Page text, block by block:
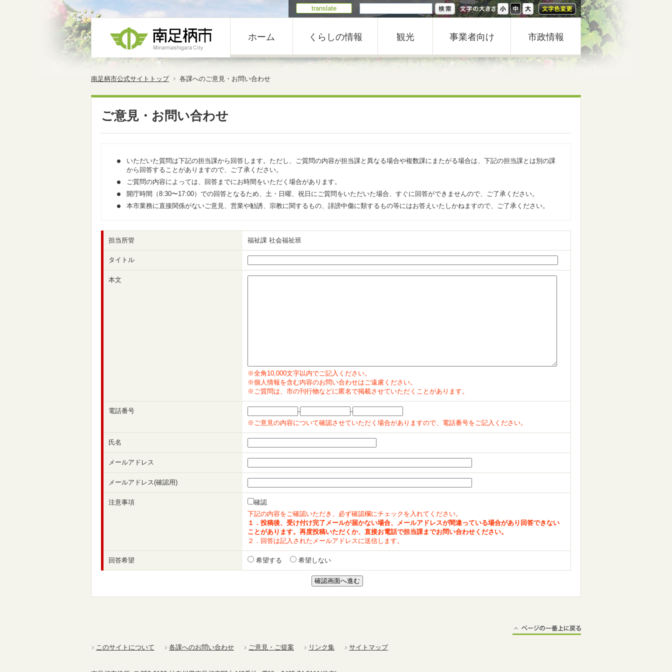
translate
ホーム くらしの情報 観光 事業者向け 市政情報
南足柄市公式サイトトップ 各課へのご意見・お問い合わせ
ご意見・お問い合わせ
いただいた質問は下記の担当課から回答します。ただし、ご質問の内容が担当課と異なる場合や複数課にまたがる場合は、下記の担当課とは別の課
から回答することがありますので、ご了承ください。
ご質問の内容によっては、回答までにお時間をいただく場合があります。
開庁時間（8:30〜17:00）での回答となるため、土・日曜、祝日にご質問をいただいた場合、すぐに回答ができませんので、ご了承ください。
本市業務に直接関係がないご意見、営業や勧誘、宗教に関するもの、誹謗中傷に類するもの等にはお答えいたしかねますので、ご了承ください。
担当所管 福祉課 社会福祉班
タイトル
本文
※全角10,000文字以内でご記入ください。
※個人情報を含む内容のお問い合わせはご遠慮ください。
※ご質問は、市の刊行物などに匿名で掲載させていただくことがあります。
電話番号 -
-
※ご意見の内容について確認させていただく場合がありますので、電話番号をご記入ください。
氏名
メールアドレス
メールアドレス(確認用)
注意事項
確認
下記の内容をご確認いただき、必ず確認欄にチェックを入れてください。
１．投稿後、受け付け完了メールが届かない場合、メールアドレスが間違っている場合があり回答できない
ことがあります。再度投稿いただくか、直接お電話で担当課までお問い合わせください。
２．回答は記入されたメールアドレスに送信します。
回答希望 希望する 希望しない
このサイトについて 各課へのお問い合わせ ご意見・ご提案 リンク集 サイトマップ